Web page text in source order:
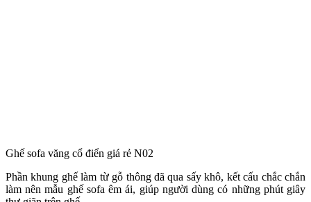
Ghế sofa văng cổ điển giá rẻ N02
Phần khung ghế làm từ gỗ thông đã qua sấy khô, kết cấu chắc chắn
làm nên mẫu ghế sofa êm ái, giúp người dùng có những phút giây